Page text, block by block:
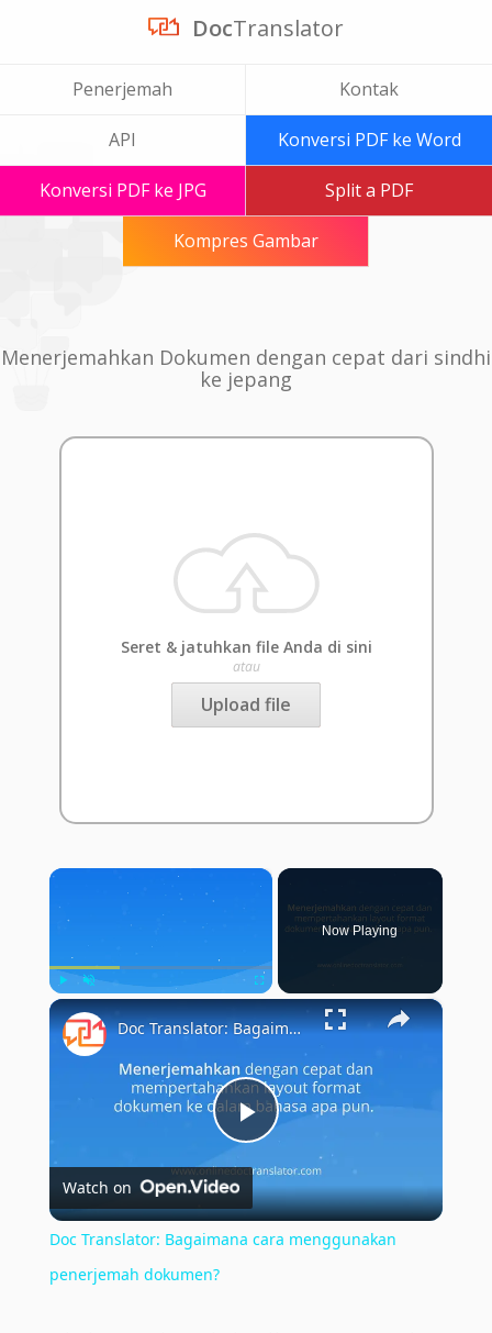
DocTranslator
Penerjemah Kontak
API Konversi PDF ke Word
Konversi PDF ke JPG Split a PDF
Kompres Gambar
Menerjemahkan Dokumen dengan cepat dari sindhi
ke jepang
Seret & jatuhkan file Anda di sini
atau
Upload file
×
Play Unmute Fullscreen
Now Playing
×
Play
Video
Doc Translator: Bagaimana cara menggunakan penerjemah dokumen?
Watch on
Doc Translator: Bagaimana cara menggunakan
penerjemah dokumen?